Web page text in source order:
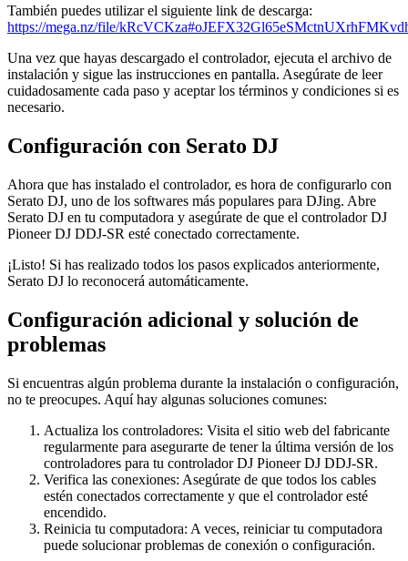
También puedes utilizar el siguiente link de descarga:
https://mega.nz/file/
Una vez que hayas descargado el controlador, ejecuta el archivo de
instalación y sigue las instrucciones en pantalla. Asegúrate de leer
cuidadosamente cada paso y aceptar los términos y condiciones si es
necesario.
Configuración con Serato DJ
Ahora que has instalado el controlador, es hora de configurarlo con
Serato DJ, uno de los softwares más populares para DJing. Abre
Serato DJ en tu computadora y asegúrate de que el controlador DJ
Pioneer DJ DDJ-SR esté conectado correctamente.
¡Listo! Si has realizado todos los pasos explicados anteriormente,
Serato DJ lo reconocerá automáticamente.
Configuración adicional y solución de
problemas
Si encuentras algún problema durante la instalación o configuración,
no te preocupes. Aquí hay algunas soluciones comunes:
Actualiza los controladores: Visita el sitio web del fabricante
regularmente para asegurarte de tener la última versión de los
controladores para tu controlador DJ Pioneer DJ DDJ-SR.
Verifica las conexiones: Asegúrate de que todos los cables
estén conectados correctamente y que el controlador esté
encendido.
Reinicia tu computadora: A veces, reiniciar tu computadora
puede solucionar problemas de conexión o configuración.